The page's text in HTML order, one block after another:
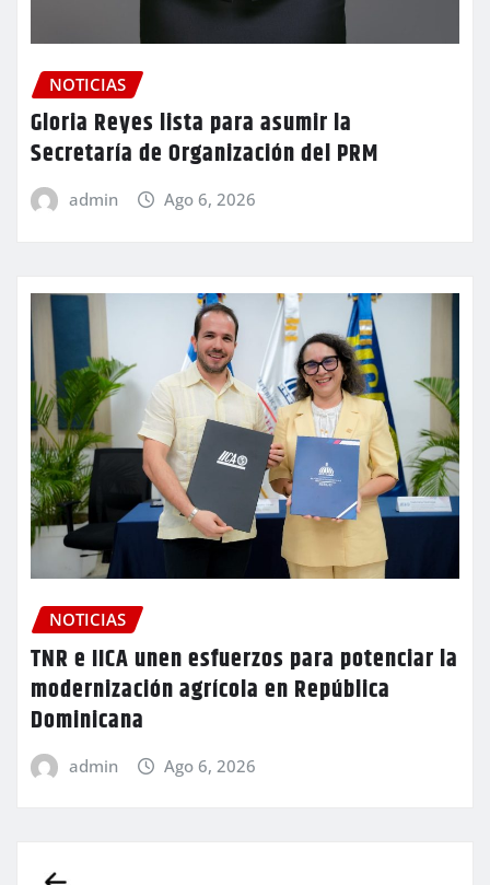
NOTICIAS
Gloria Reyes lista para asumir la
Secretaría de Organización del PRM
admin Ago 6, 2026
NOTICIAS
TNR e IICA unen esfuerzos para potenciar la
modernización agrícola en República
Dominicana
admin Ago 6, 2026